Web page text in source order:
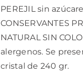
PEREJIL sin
CONSERVANTES
NATURAL SIN
alergenos. Se
cristal de 240 gr.